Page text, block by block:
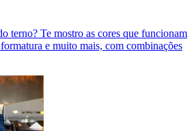
terno? Te mostro as cores que funcionam
e muito mais, com combinações